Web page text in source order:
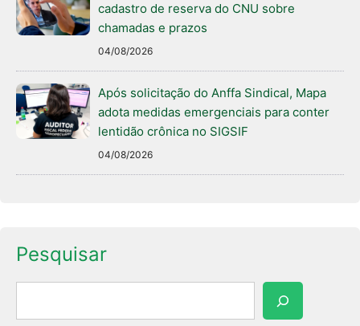
cadastro de reserva do CNU sobre
chamadas e prazos
04/08/2026
Após solicitação do Anffa Sindical, Mapa
adota medidas emergenciais para conter
lentidão crônica no SIGSIF
04/08/2026
Pesquisar